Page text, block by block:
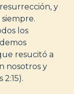
y
los
resucitó a
nosotros y